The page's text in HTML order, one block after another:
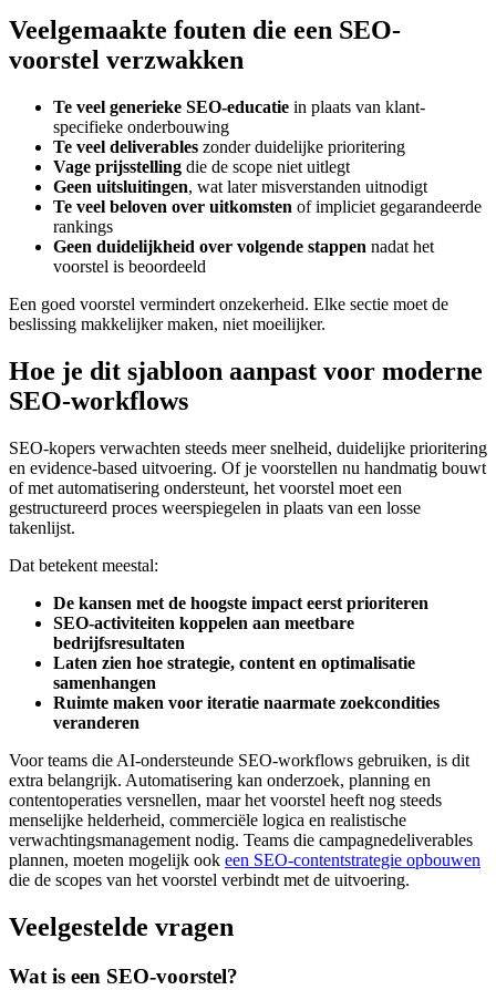
Veelgemaakte fouten die een SEO-
voorstel verzwakken
Te veel generieke SEO-educatie in plaats van klant-
specifieke onderbouwing
Te veel deliverables zonder duidelijke prioritering
Vage prijsstelling die de scope niet uitlegt
Geen uitsluitingen, wat later misverstanden uitnodigt
Te veel beloven over uitkomsten of impliciet gegarandeerde
rankings
Geen duidelijkheid over volgende stappen nadat het
voorstel is beoordeeld
Een goed voorstel vermindert onzekerheid. Elke sectie moet de
beslissing makkelijker maken, niet moeilijker.
Hoe je dit sjabloon aanpast voor moderne
SEO-workflows
SEO-kopers verwachten steeds meer snelheid, duidelijke prioritering
en evidence-based uitvoering. Of je voorstellen nu handmatig bouwt
of met automatisering ondersteunt, het voorstel moet een
gestructureerd proces weerspiegelen in plaats van een losse
takenlijst.
Dat betekent meestal:
De kansen met de hoogste impact eerst prioriteren
SEO-activiteiten koppelen aan meetbare
bedrijfsresultaten
Laten zien hoe strategie, content en optimalisatie
samenhangen
Ruimte maken voor iteratie naarmate zoekcondities
veranderen
Voor teams die AI-ondersteunde SEO-workflows gebruiken, is dit
extra belangrijk. Automatisering kan onderzoek, planning en
contentoperaties versnellen, maar het voorstel heeft nog steeds
menselijke helderheid, commerciële logica en realistische
verwachtingsmanagement nodig. Teams die campagnedeliverables
plannen, moeten mogelijk ook een SEO-contentstrategie opbouwen
die de scopes van het voorstel verbindt met de uitvoering.
Veelgestelde vragen
Wat is een SEO-voorstel?